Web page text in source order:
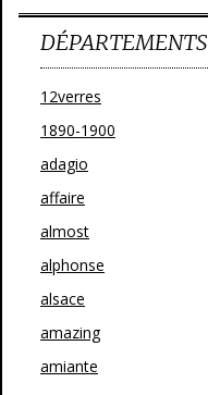
DÉPARTEMENTS
12verres
1890-1900
adagio
affaire
almost
alphonse
alsace
amazing
amiante